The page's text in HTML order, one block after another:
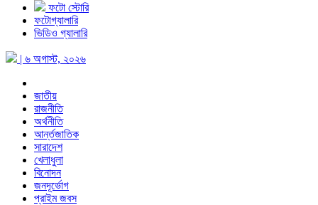
ফটো স্টোরি
ফটোগ্যালারি
ভিডিও গ্যালারি
| ৬ অগাস্ট, ২০২৬
জাতীয়
রাজনীতি
অর্থনীতি
আর্ন্তজাতিক
সারাদেশ
খেলাধুলা
বিনোদন
জনদূর্ভোগ
প্রাইম জবস